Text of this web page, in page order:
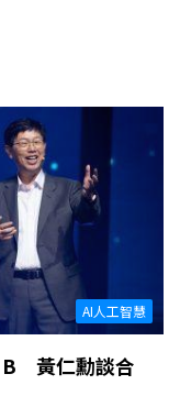
AI人工智慧
B 黃仁勳談合